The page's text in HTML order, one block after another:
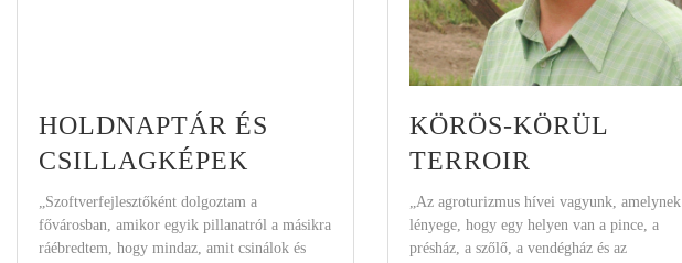
HOLDNAPTÁR ÉS
CSILLAGKÉPEK
„Szoftverfejlesztőként dolgoztam a
fővárosban, amikor egyik pillanatról a másikra
ráébredtem, hogy mindaz, amit csinálok és
KÖRÖS-KÖRÜL
TERROIR
„Az agroturizmus hívei vagyunk, amelynek
lényege, hogy egy helyen van a pince, a
présház, a szőlő, a vendégház és az